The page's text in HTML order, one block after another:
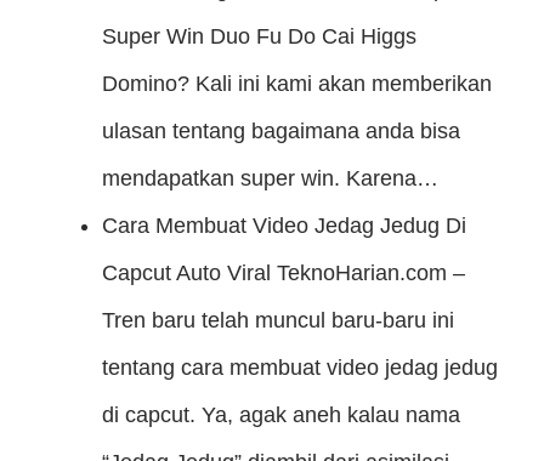
Super Win Duo Fu Do Cai Higgs
Domino? Kali ini kami akan memberikan
ulasan tentang bagaimana anda bisa
mendapatkan super win. Karena…
Cara Membuat Video Jedag Jedug Di
Capcut Auto Viral TeknoHarian.com –
Tren baru telah muncul baru-baru ini
tentang cara membuat video jedag jedug
di capcut. Ya, agak aneh kalau nama